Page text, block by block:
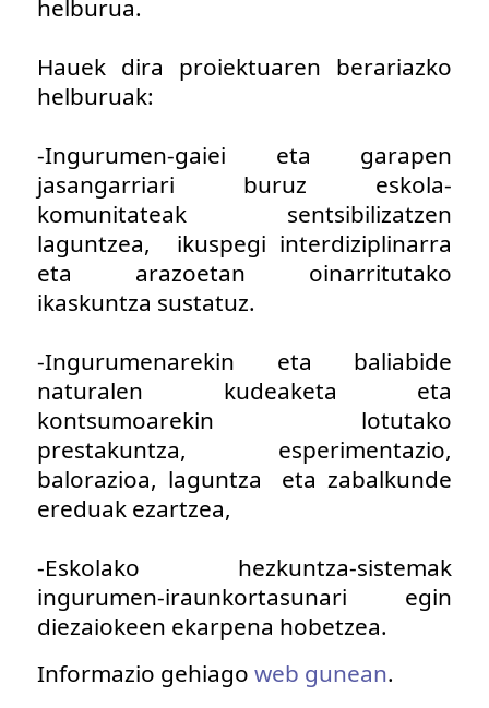
helburua.
Hauek dira proiektuaren berariazko
helburuak:
-Ingurumen-gaiei eta garapen
jasangarriari buruz eskola-
komunitateak sentsibilizatzen
laguntzea, ikuspegi interdiziplinarra
eta arazoetan oinarritutako
ikaskuntza sustatuz.
-Ingurumenarekin eta baliabide
naturalen kudeaketa eta
kontsumoarekin lotutako
prestakuntza, esperimentazio,
balorazioa, laguntza eta zabalkunde
ereduak ezartzea,
-Eskolako hezkuntza-sistemak
ingurumen-iraunkortasunari egin
diezaiokeen ekarpena hobetzea.
Informazio gehiagoweb gunean.